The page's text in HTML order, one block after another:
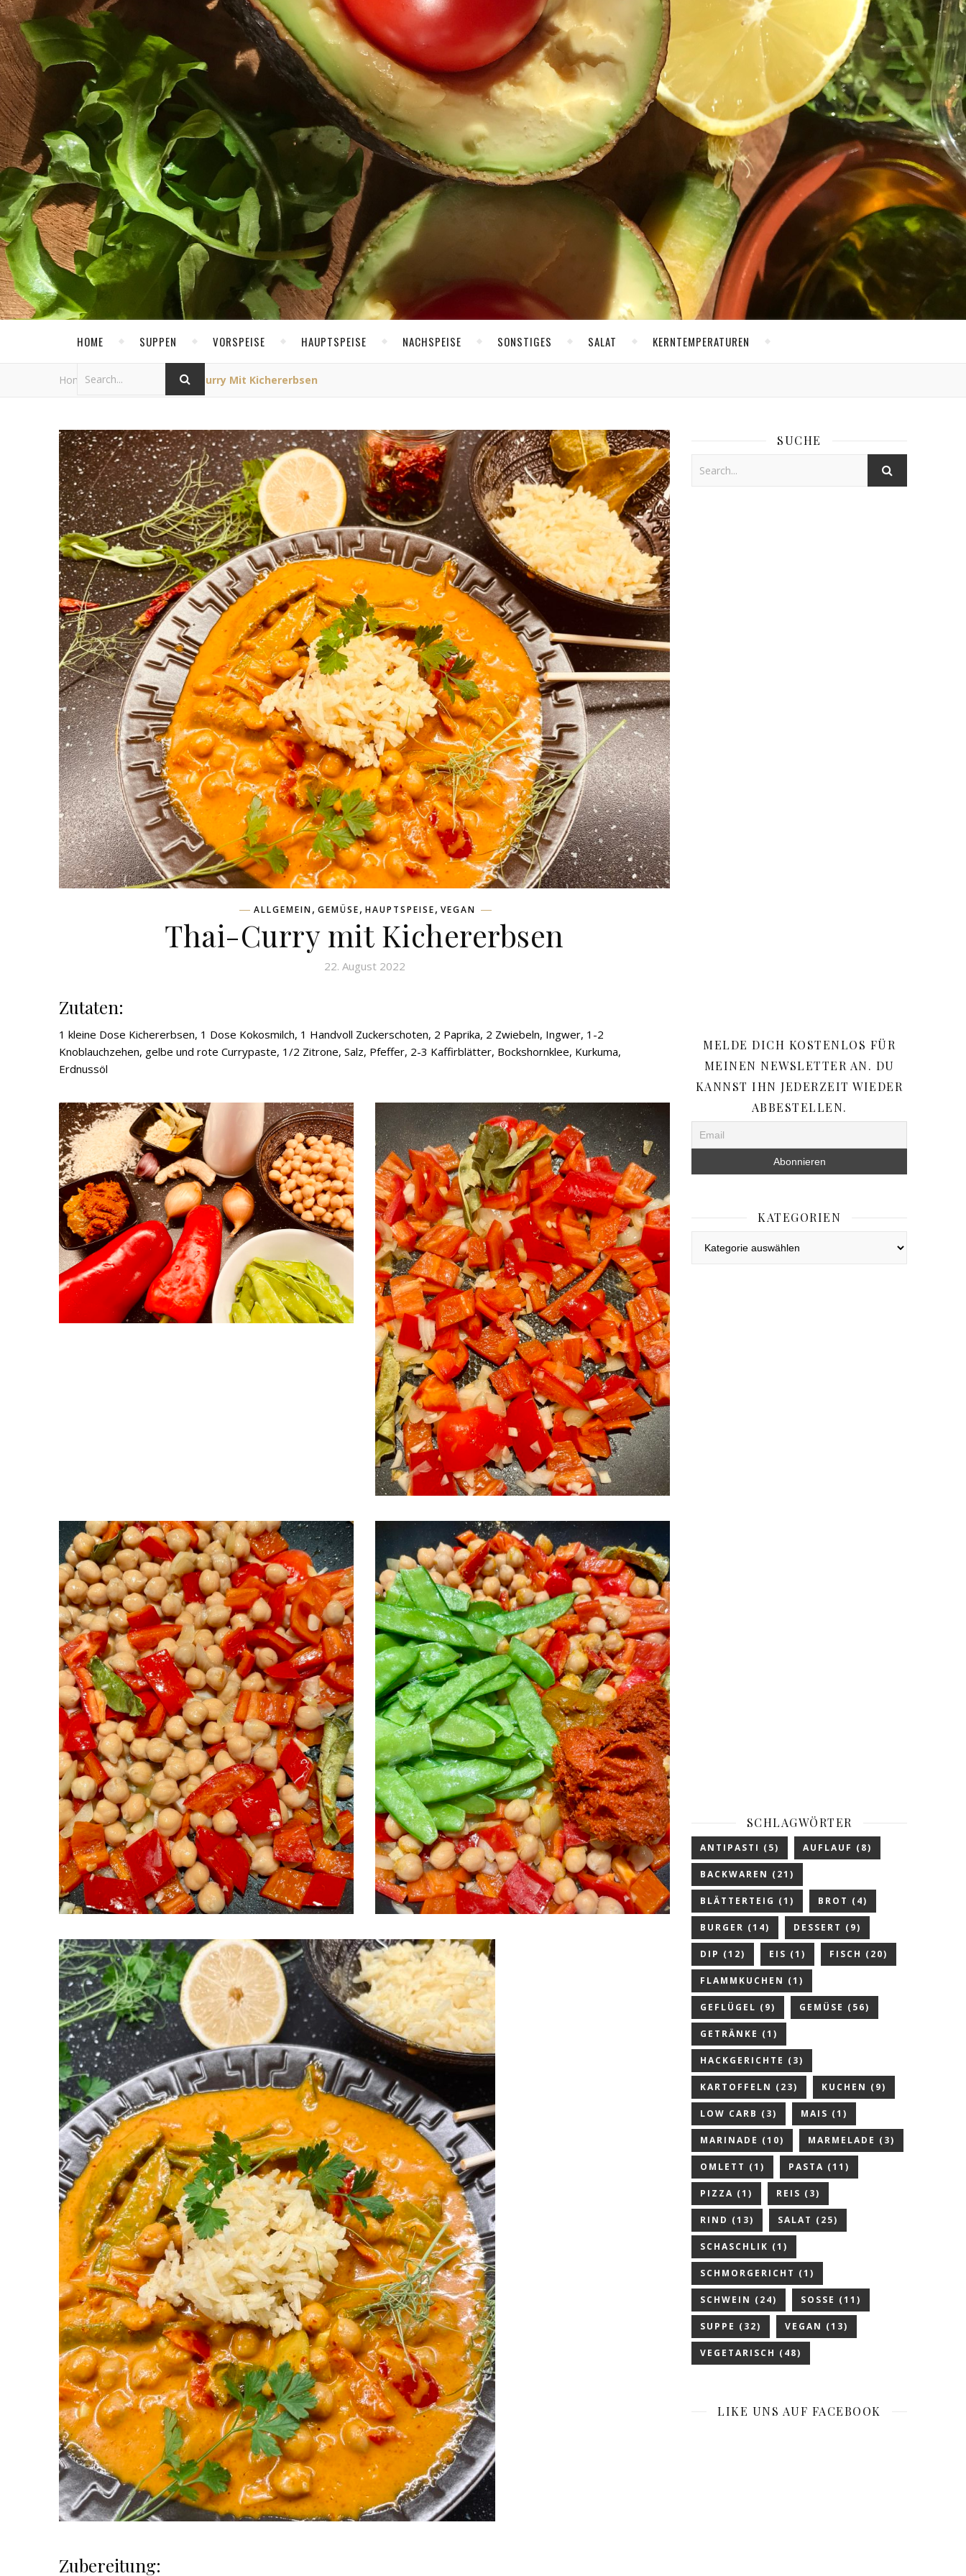
HOME SUPPEN VORSPEISE HAUPTSPEISE NACHSPEISE SONSTIGES SALAT KERNTEMPERATUREN
Home / Allgemein Thai-Curry Mit Kichererbsen
ALLGEMEIN, GEMÜSE, HAUPTSPEISE, VEGAN
Thai-Curry mit Kichererbsen
22. August 2022
Zutaten:
1 kleine Dose Kichererbsen, 1 Dose Kokosmilch, 1 Handvoll Zuckerschoten, 2 Paprika, 2 Zwiebeln, Ingwer, 1-2
Knoblauchzehen, gelbe und rote Currypaste, 1/2 Zitrone, Salz, Pfeffer, 2-3 Kaffirblätter, Bockshornklee, Kurkuma,
Erdnussöl
Zubereitung:
SUCHE
MELDE DICH KOSTENLOS FÜR
MEINEN NEWSLETTER AN. DU
KANNST IHN JEDERZEIT WIEDER
ABBESTELLEN.
KATEGORIEN
SCHLAGWÖRTER
ANTIPASTI (5) AUFLAUF (8)
BACKWAREN (21)
BLÄTTERTEIG (1) BROT (4)
BURGER (14) DESSERT (9)
DIP (12) EIS (1) FISCH (20)
FLAMMKUCHEN (1)
GEFLÜGEL (9) GEMÜSE (56)
GETRÄNKE (1)
HACKGERICHTE (3)
KARTOFFELN (23) KUCHEN (9)
LOW CARB (3) MAIS (1)
MARINADE (10) MARMELADE (3)
OMLETT (1) PASTA (11)
PIZZA (1) REIS (3)
RIND (13) SALAT (25)
SCHASCHLIK (1)
SCHMORGERICHT (1)
SCHWEIN (24) SOSSE (11)
SUPPE (32) VEGAN (13)
VEGETARISCH (48)
LIKE UNS AUF FACEBOOK